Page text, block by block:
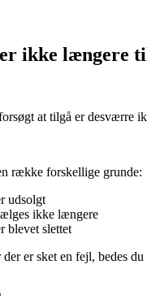
ikke længere
at tilgå er desværre
række forskellige grunde:
udsolgt
ikke længere
blevet slettet
der er sket en fejl, bedes